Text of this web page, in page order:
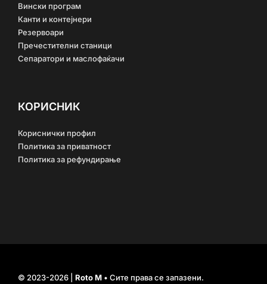
Вински програм
Канти и контејнери
Резервоари
Пречестителни станици
Сепаратори и маслофаќачи
КОРИСНИК
Кориснички профил
Политика за приватност
Политика за рефундирање
© 2023-2026 | Roto M• Сите права се запазени.